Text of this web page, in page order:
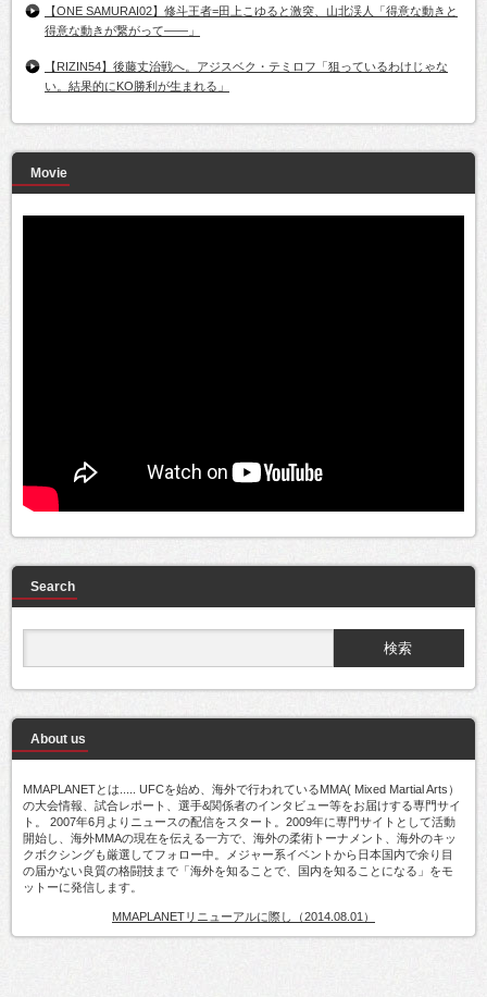
【ONE SAMURAI02】修斗王者=田上こゆると激突、山北渓人「得意な動きと
得意な動きが繋がって――」
【RIZIN54】後藤丈治戦へ。アジスベク・テミロフ「狙っているわけじゃな
い。結果的にKO勝利が生まれる」
Movie
Search
About us
MMAPLANETとは..... UFCを始め、海外で行われているMMA( Mixed Martial Arts）
の大会情報、試合レポート、選手&関係者のインタビュー等をお届けする専門サイ
ト。 2007年6月よりニュースの配信をスタート。2009年に専門サイトとして活動
開始し、海外MMAの現在を伝える一方で、海外の柔術トーナメント、海外のキッ
クボクシングも厳選してフォロー中。メジャー系イベントから日本国内で余り目
の届かない良質の格闘技まで「海外を知ることで、国内を知ることになる」をモ
ットーに発信します。
MMAPLANETリニューアルに際し（2014.08.01）